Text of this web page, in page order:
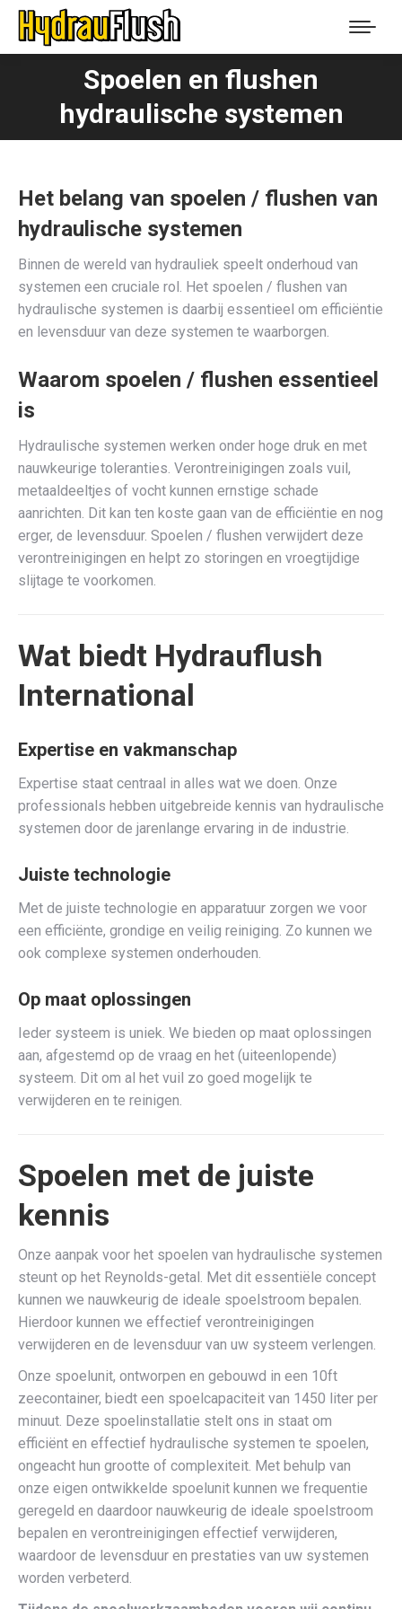
Spoelen en flushen
hydraulische systemen
Het belang van spoelen / flushen van
hydraulische systemen
Binnen de wereld van hydrauliek speelt onderhoud van
systemen een cruciale rol. Het spoelen / flushen van
hydraulische systemen is daarbij essentieel om efficiëntie
en levensduur van deze systemen te waarborgen.
Waarom spoelen / flushen essentieel
is
Hydraulische systemen werken onder hoge druk en met
nauwkeurige toleranties. Verontreinigingen zoals vuil,
metaaldeeltjes of vocht kunnen ernstige schade
aanrichten. Dit kan ten koste gaan van de efficiëntie en nog
erger, de levensduur. Spoelen / flushen verwijdert deze
verontreinigingen en helpt zo storingen en vroegtijdige
slijtage te voorkomen.
Wat biedt Hydrauflush
International
Expertise en vakmanschap
Expertise staat centraal in alles wat we doen. Onze
professionals hebben uitgebreide kennis van hydraulische
systemen door de jarenlange ervaring in de industrie.
Juiste technologie
Met de juiste technologie en apparatuur zorgen we voor
een efficiënte, grondige en veilig reiniging. Zo kunnen we
ook complexe systemen onderhouden.
Op maat oplossingen
Ieder systeem is uniek. We bieden op maat oplossingen
aan, afgestemd op de vraag en het (uiteenlopende)
systeem. Dit om al het vuil zo goed mogelijk te
verwijderen en te reinigen.
Spoelen met de juiste
kennis
Onze aanpak voor het spoelen van hydraulische systemen
steunt op het Reynolds-getal. Met dit essentiële concept
kunnen we nauwkeurig de ideale spoelstroom bepalen.
Hierdoor kunnen we effectief verontreinigingen
verwijderen en de levensduur van uw systeem verlengen.
Onze spoelunit, ontworpen en gebouwd in een 10ft
zeecontainer, biedt een spoelcapaciteit van 1450 liter per
minuut. Deze spoelinstallatie stelt ons in staat om
efficiënt en effectief hydraulische systemen te spoelen,
ongeacht hun grootte of complexiteit. Met behulp van
onze eigen ontwikkelde spoelunit kunnen we frequentie
geregeld en daardoor nauwkeurig de ideale spoelstroom
bepalen en verontreinigingen effectief verwijderen,
waardoor de levensduur en prestaties van uw systemen
worden verbeterd.